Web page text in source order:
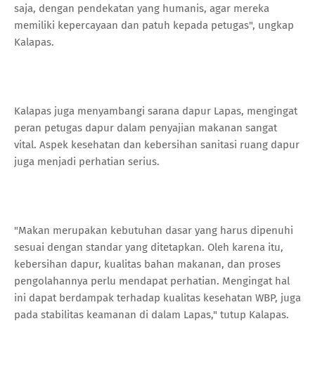
saja, dengan pendekatan yang humanis, agar mereka
memiliki kepercayaan dan patuh kepada petugas", ungkap
Kalapas.
Kalapas juga menyambangi sarana dapur Lapas, mengingat
peran petugas dapur dalam penyajian makanan sangat
vital. Aspek kesehatan dan kebersihan sanitasi ruang dapur
juga menjadi perhatian serius.
"Makan merupakan kebutuhan dasar yang harus dipenuhi
sesuai dengan standar yang ditetapkan. Oleh karena itu,
kebersihan dapur, kualitas bahan makanan, dan proses
pengolahannya perlu mendapat perhatian. Mengingat hal
ini dapat berdampak terhadap kualitas kesehatan WBP, juga
pada stabilitas keamanan di dalam Lapas," tutup Kalapas.